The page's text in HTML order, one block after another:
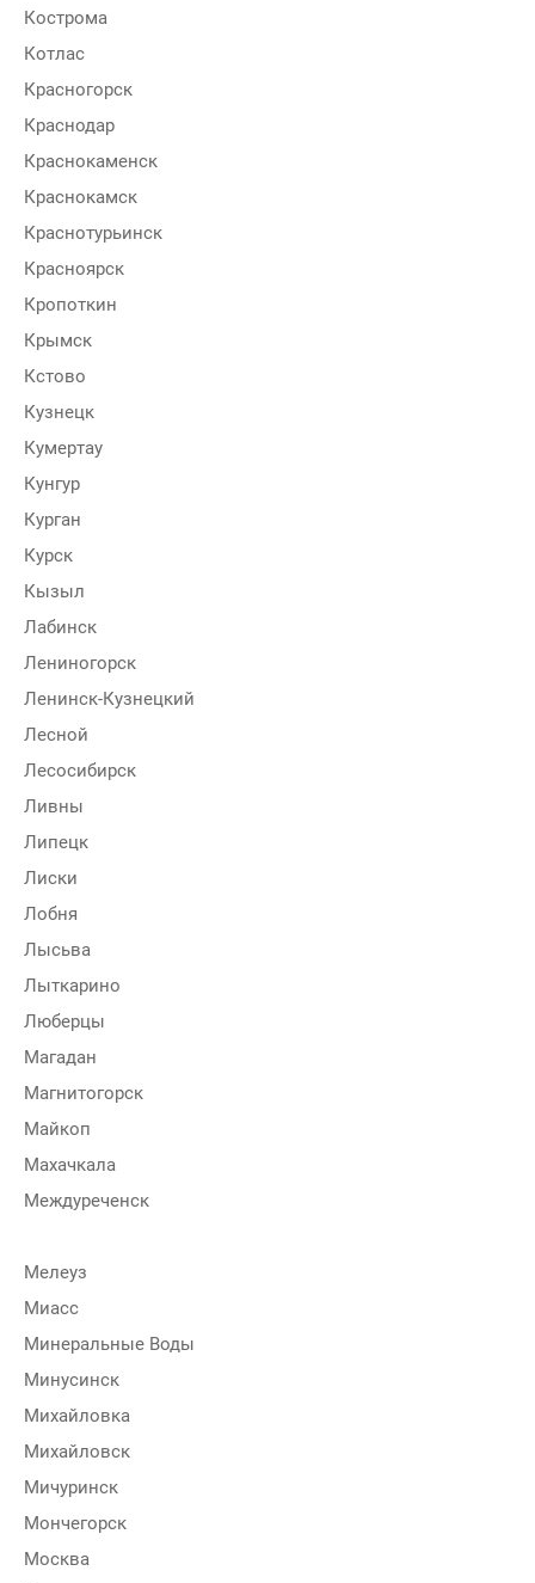
Кострома
Котлас
Красногорск
Краснодар
Краснокаменск
Краснокамск
Краснотурьинск
Красноярск
Кропоткин
Крымск
Кстово
Кузнецк
Кумертау
Кунгур
Курган
Курск
Кызыл
Лабинск
Лениногорск
Ленинск-Кузнецкий
Лесной
Лесосибирск
Ливны
Липецк
Лиски
Лобня
Лысьва
Лыткарино
Люберцы
Магадан
Магнитогорск
Майкоп
Махачкала
Междуреченск
Мелеуз
Миасс
Минеральные Воды
Минусинск
Михайловка
Михайловск
Мичуринск
Мончегорск
Москва